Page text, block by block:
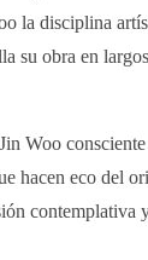
la disciplina
su obra en
Woo
hacen eco del
contemplativa